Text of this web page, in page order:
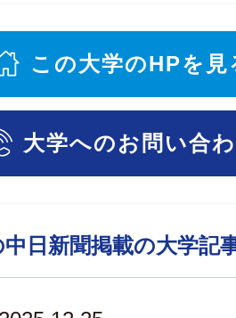
この大学のHPを見
大学へのお問い合
日新聞掲載の大学記